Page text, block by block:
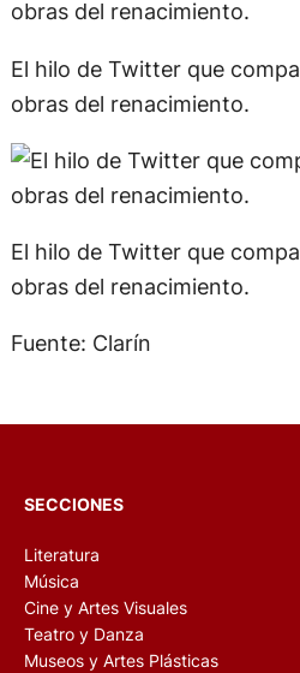
El hilo de Twitter que
obras del renacimiento.
El hilo de Twitter que
obras del renacimiento.
Fuente: Clarín
SECCIONES
Literatura
Música
Cine y Artes Visuales
Teatro y Danza
Museos y Artes Plásticas